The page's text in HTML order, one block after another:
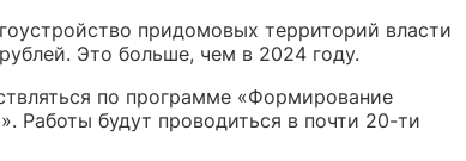
придомовых территорий власти
Это больше, чем в 2024 году.
по программе «Формирование
Работы будут проводиться в почти 20-ти